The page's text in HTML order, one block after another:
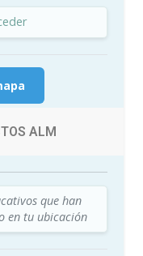
ALM
que han
en tu ubicación